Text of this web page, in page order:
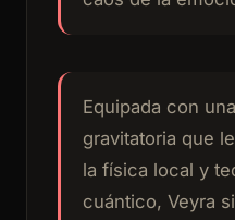
Equipada con
gravitatoria que
la física local y
cuántico, Veyra